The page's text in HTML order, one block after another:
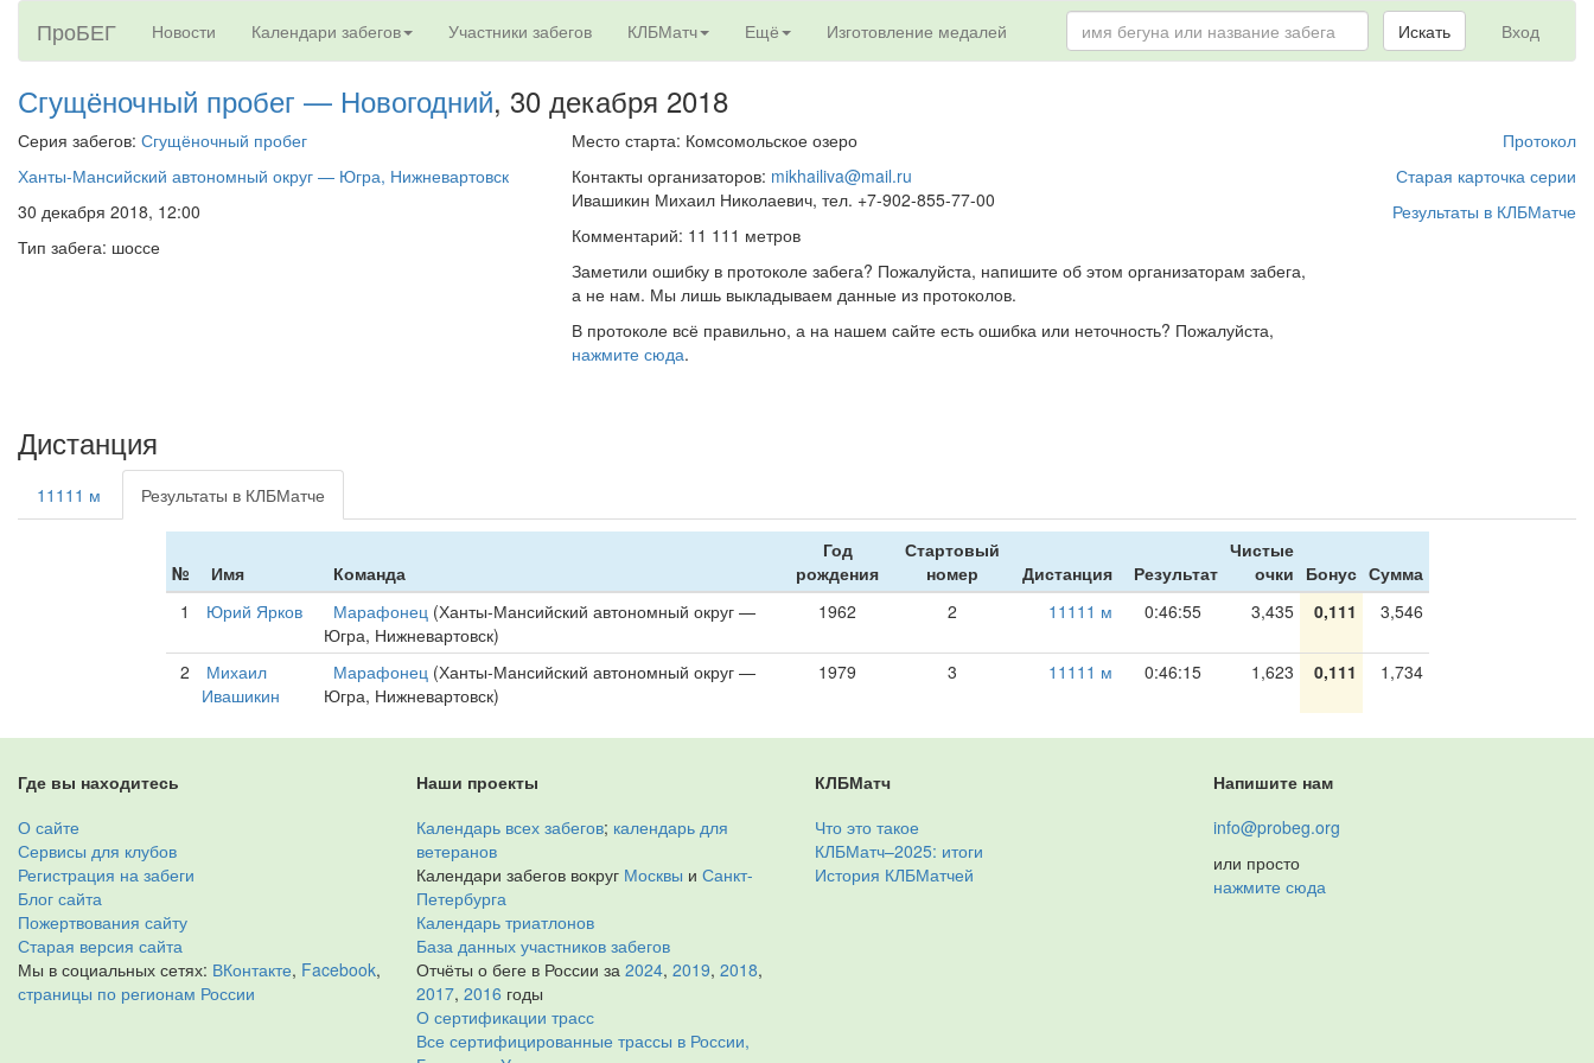
ПроБЕГ Новости Календари забегов Участники забегов КЛБМатч Ещё Изготовление медалей Вход
Искать
Сгущёночный пробег — Новогодний, 30 декабря 2018
Серия забегов: Сгущёночный пробег
Ханты-Мансийский автономный округ — Югра, Нижневартовск
30 декабря 2018, 12:00
Тип забега: шоссе
Место старта: Комсомольское озеро
Контакты организаторов: mikhailiva@mail.ru
Ивашикин Михаил Николаевич, тел. +7-902-855-77-00
Комментарий: 11 111 метров
Заметили ошибку в протоколе забега? Пожалуйста, напишите об этом организаторам забега,
а не нам. Мы лишь выкладываем данные из протоколов.
В протоколе всё правильно, а на нашем сайте есть ошибка или неточность? Пожалуйста,
нажмите сюда.
Протокол
Старая карточка серии
Результаты в КЛБМатче
Дистанция
11111 м Результаты в КЛБМатче
№ Имя Команда
Год
рождения
Стартовый
номер
Дистанция Результат
Чистые
очки Бонус Сумма
1
Юрий Ярков Марафонец(Ханты-Мансийский автономный округ —
Югра, Нижневартовск)
1962 2 11111 м 0:46:55 3,435 0,111 3,546
2
Михаил
Ивашикин
Марафонец(Ханты-Мансийский автономный округ —
Югра, Нижневартовск)
1979 3 11111 м 0:46:15 1,623 0,111 1,734
Где вы находитесь
О сайте
Сервисы для клубов
Регистрация на забеги
Блог сайта
Пожертвования сайту
Старая версия сайта
Мы в социальных сетях: ВКонтакте, Facebook,
страницы по регионам России
Наши проекты
Календарь всех забегов; календарь для
ветеранов
Календари забегов вокруг Москвы и Санкт-
Петербурга
Календарь триатлонов
База данных участников забегов
Отчёты о беге в России за 2024, 2019, 2018,
2017, 2016 годы
О сертификации трасс
Все сертифицированные трассы в России,
КЛБМатч
Что это такое
КЛБМатч–2025: итоги
История КЛБМатчей
Напишите нам
info@probeg.org
или просто
нажмите сюда